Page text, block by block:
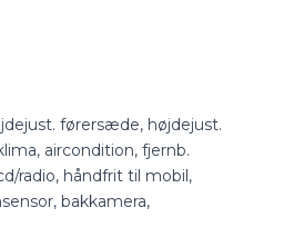
førersæde, højdejust.
aircondition, fjernb.
radio, håndfrit til mobil,
bakkamera,